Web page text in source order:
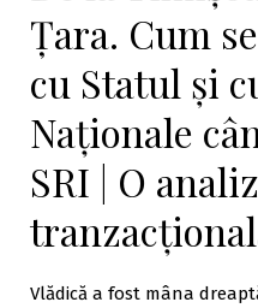
Țara. Cum
cu Statul și
Naționale
SRI | O
Vlădică a fost mâna